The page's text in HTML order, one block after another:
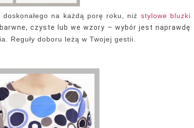
doskonałego na każdą porę roku, niż stylowe bluzki
czyste lub we wzory – wybór jest naprawdę
Reguły doboru leżą w Twojej gestii.